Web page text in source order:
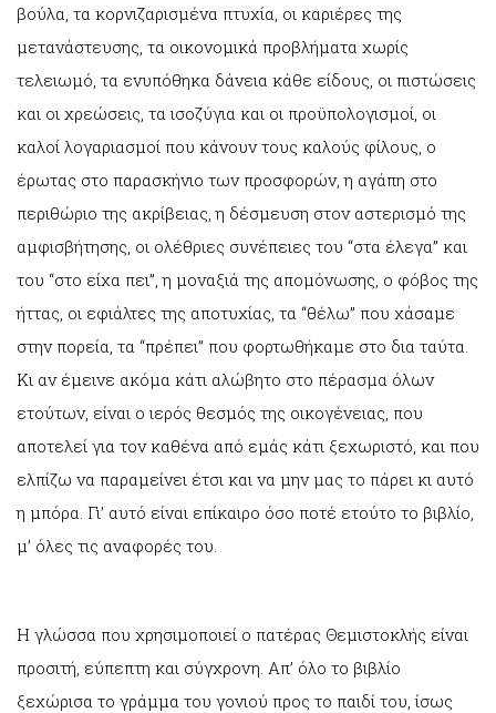
βούλα, τα κορνιζαρισμένα πτυχία, οι καριέρες της
μετανάστευσης, τα οικονομικά προβλήματα χωρίς
τελειωμό, τα ενυπόθηκα δάνεια κάθε είδους, οι πιστώσεις
και οι χρεώσεις, τα ισοζύγια και οι προϋπολογισμοί, οι
καλοί λογαριασμοί που κάνουν τους καλούς φίλους, ο
έρωτας στο παρασκήνιο των προσφορών, η αγάπη στο
περιθώριο της ακρίβειας, η δέσμευση στον αστερισμό της
αμφισβήτησης, οι ολέθριες συνέπειες του “στα έλεγα” και
του “στο είχα πει”, η μοναξιά της απομόνωσης, ο φόβος της
ήττας, οι εφιάλτες της αποτυχίας, τα “θέλω” που χάσαμε
στην πορεία, τα “πρέπει” που φορτωθήκαμε στο δια ταύτα.
Κι αν έμεινε ακόμα κάτι αλώβητο στο πέρασμα όλων
ετούτων, είναι ο ιερός θεσμός της οικογένειας, που
αποτελεί για τον καθένα από εμάς κάτι ξεχωριστό, και που
ελπίζω να παραμείνει έτσι και να μην μας το πάρει κι αυτό
η μπόρα. Γι’ αυτό είναι επίκαιρο όσο ποτέ ετούτο το βιβλίο,
μ’ όλες τις αναφορές του.
Η γλώσσα που χρησιμοποιεί ο πατέρας Θεμιστοκλής είναι
προσιτή, εύπεπτη και σύγχρονη. Απ’ όλο το βιβλίο
ξεχώρισα το γράμμα του γονιού προς το παιδί του, ίσως